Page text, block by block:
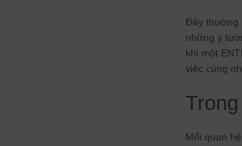
Đây thường
những ý
khi một
việc cùng
Mối quan